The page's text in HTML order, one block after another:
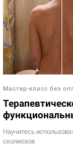
Мастер-класс без
Научитесь
сколиозов